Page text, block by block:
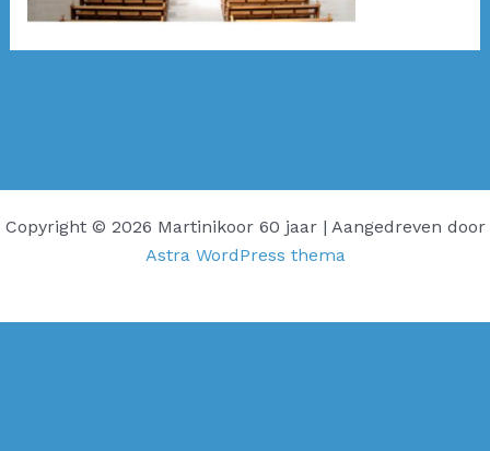
Copyright © 2026 Martinikoor 60 jaar | Aangedreven door
Astra WordPress thema